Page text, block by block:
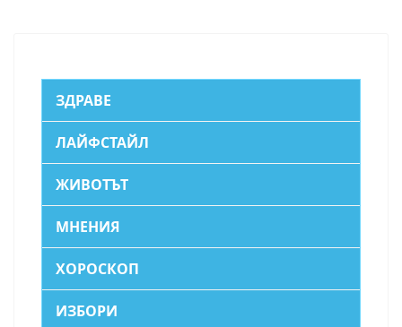
ЗДРАВЕ
ЛАЙФСТАЙЛ
ЖИВОТЪТ
МНЕНИЯ
ХОРОСКОП
ИЗБОРИ